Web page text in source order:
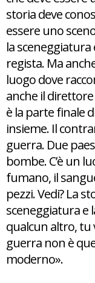
storia deve
essere uno
la sceneggiatura
regista. Ma
luogo dove
anche il
è la parte finale
insieme. Il
guerra. Due
bombe. C’è un
fumano, il
pezzi. Vedi? La
sceneggiatura e
qualcun altro, tu
guerra non è
moderno».